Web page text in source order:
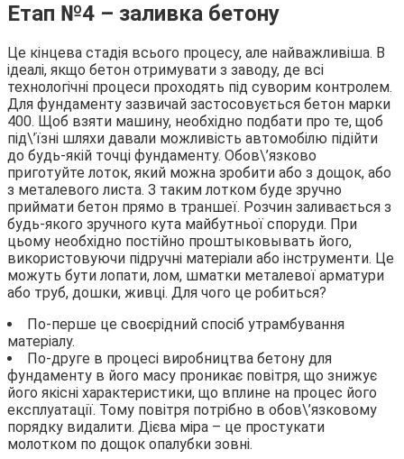
Етап №4 – заливка бетону
Це кінцева стадія всього процесу, але найважливіша. В
ідеалі, якщо бетон отримувати з заводу, де всі
технологічні процеси проходять під суворим контролем.
Для фундаменту зазвичай застосовується бетон марки
400. Щоб взяти машину, необхідно подбати про те, щоб
під\’їзні шляхи давали можливість автомобілю підійти
до будь-якій точці фундаменту. Обов\’язково
приготуйте лоток, який можна зробити або з дощок, або
з металевого листа. З таким лотком буде зручно
приймати бетон прямо в траншеї. Розчин заливається з
будь-якого зручного кута майбутньої споруди. При
цьому необхідно постійно проштыковывать його,
використовуючи підручні матеріали або інструменти. Це
можуть бути лопати, лом, шматки металевої арматури
або труб, дошки, живці. Для чого це робиться?
По-перше це своєрідний спосіб утрамбування
матеріалу.
По-друге в процесі виробництва бетону для
фундаменту в його масу проникає повітря, що знижує
його якісні характеристики, що вплине на процес його
експлуатації. Тому повітря потрібно в обов\’язковому
порядку видалити. Дієва міра – це простукати
молотком по дощок опалубки зовні.